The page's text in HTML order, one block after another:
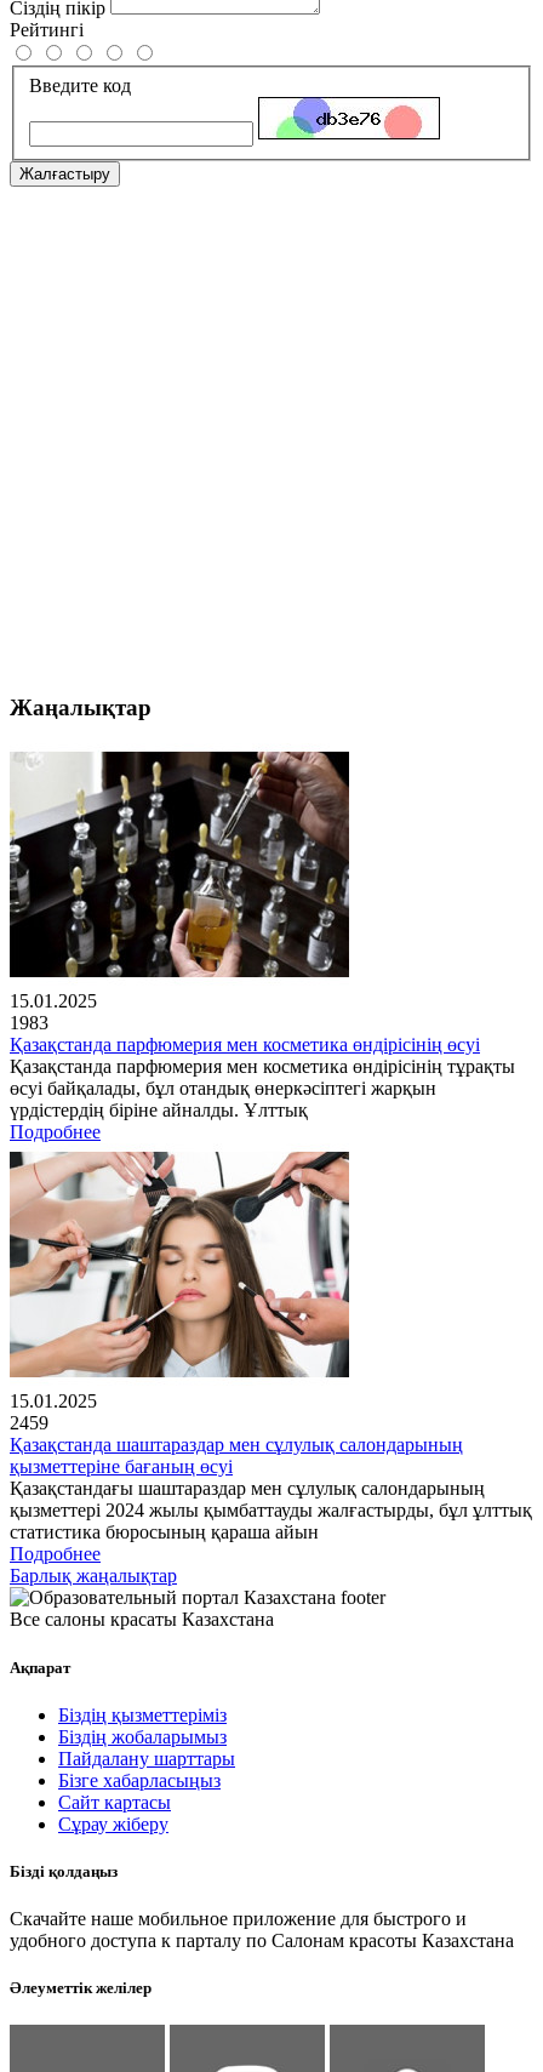
Сіздің пікір
Рейтингі
Введите код
Жалғастыру
Жаңалықтар
15.01.2025
1983
Қазақстанда парфюмерия мен косметика өндірісінің өсуі
Қазақстанда парфюмерия мен косметика өндірісінің тұрақты
өсуі байқалады, бұл отандық өнеркәсіптегі жарқын
үрдістердің біріне айналды. Ұлттық
Подробнее
15.01.2025
2459
Қазақстанда шаштараздар мен сұлулық салондарының
қызметтеріне бағаның өсуі
Қазақстандағы шаштараздар мен сұлулық салондарының
қызметтері 2024 жылы қымбаттауды жалғастырды, бұл ұлттық
статистика бюросының қараша айын
Подробнее
Барлық жаңалықтар
Все салоны красаты Казахстана
Ақпарат
Біздің қызметтеріміз
Біздің жобаларымыз
Пайдалану шарттары
Бізге хабарласыңыз
Сайт картасы
Сұрау жіберу
Бізді қолдаңыз
Скачайте наше мобильное приложение для быстрого и
удобного доступа к парталу по Салонам красоты Казахстана
Әлеуметтік желілер